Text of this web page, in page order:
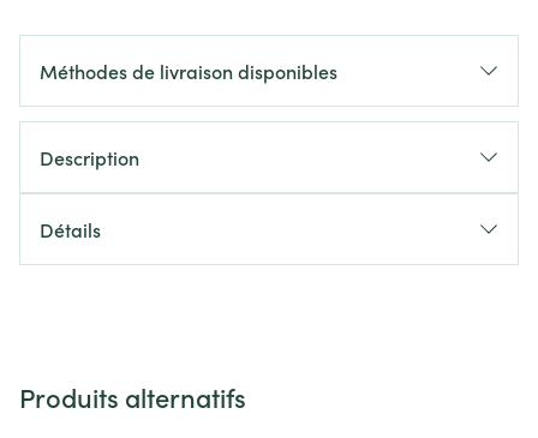
Méthodes de livraison disponibles
Description
Détails
Produits alternatifs